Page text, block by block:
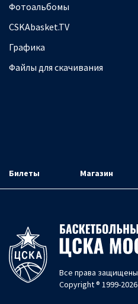
Фотоальбомы
CSKAbasket.TV
Графика
Файлы для скачивания
Билеты Магазин
Все права защищены
Copyright ® 1999-2026